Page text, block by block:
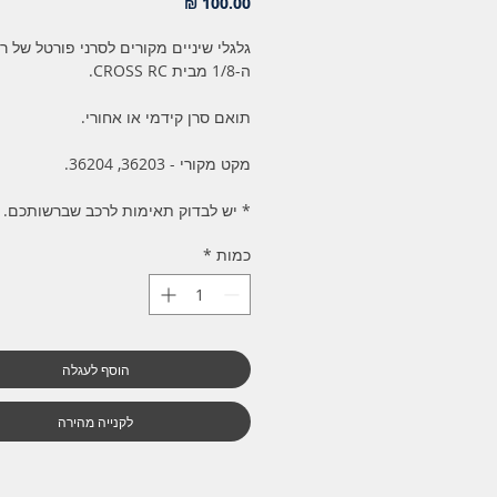
גלגלי שיניים מקורים לסרני פורטל של
ה-1/8 מבית CROSS RC.
תואם סרן קידמי או אחורי.
מקט מקורי - 36203, 36204.
* יש לבדוק תאימות לרכב שברשותכם.
כמות *
הוסף לעגלה
לקנייה מהירה